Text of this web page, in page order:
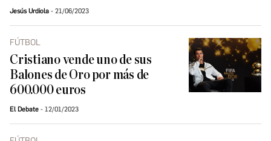
Jesús Urdiola 21/06/2023
FÚTBOL
Cristiano vende uno de sus
Balones de Oro por más de
600.000 euros
El Debate 12/01/2023